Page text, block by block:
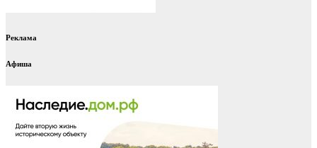
Реклама
Афиша